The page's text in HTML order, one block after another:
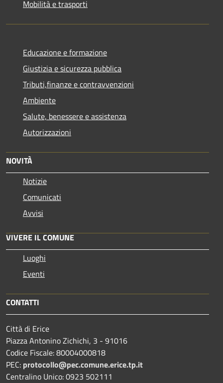
Mobilità e trasporti
Educazione e formazione
Giustizia e sicurezza pubblica
Tributi,finanze e contravvenzioni
Ambiente
Salute, benessere e assistenza
Autorizzazioni
NOVITÀ
Notizie
Comunicati
Avvisi
VIVERE IL COMUNE
Luoghi
Eventi
CONTATTI
Città di Erice
Piazza Antonino Zichichi, 3 - 91016
Codice Fiscale: 80004000818
PEC: protocollo@pec.comune.erice.tp.it
Centralino Unico: 0923 502111